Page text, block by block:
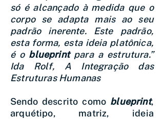
só é alcançado à medida que o
corpo se adapta mais ao seu
padrão inerente. Este padrão,
esta forma, esta ideia platônica,
é o blueprint para a estrutura.”
Ida Rolf, A Integração das
Estruturas Humanas
Sendo descrito como blueprint,
arquétipo, matriz, ideia